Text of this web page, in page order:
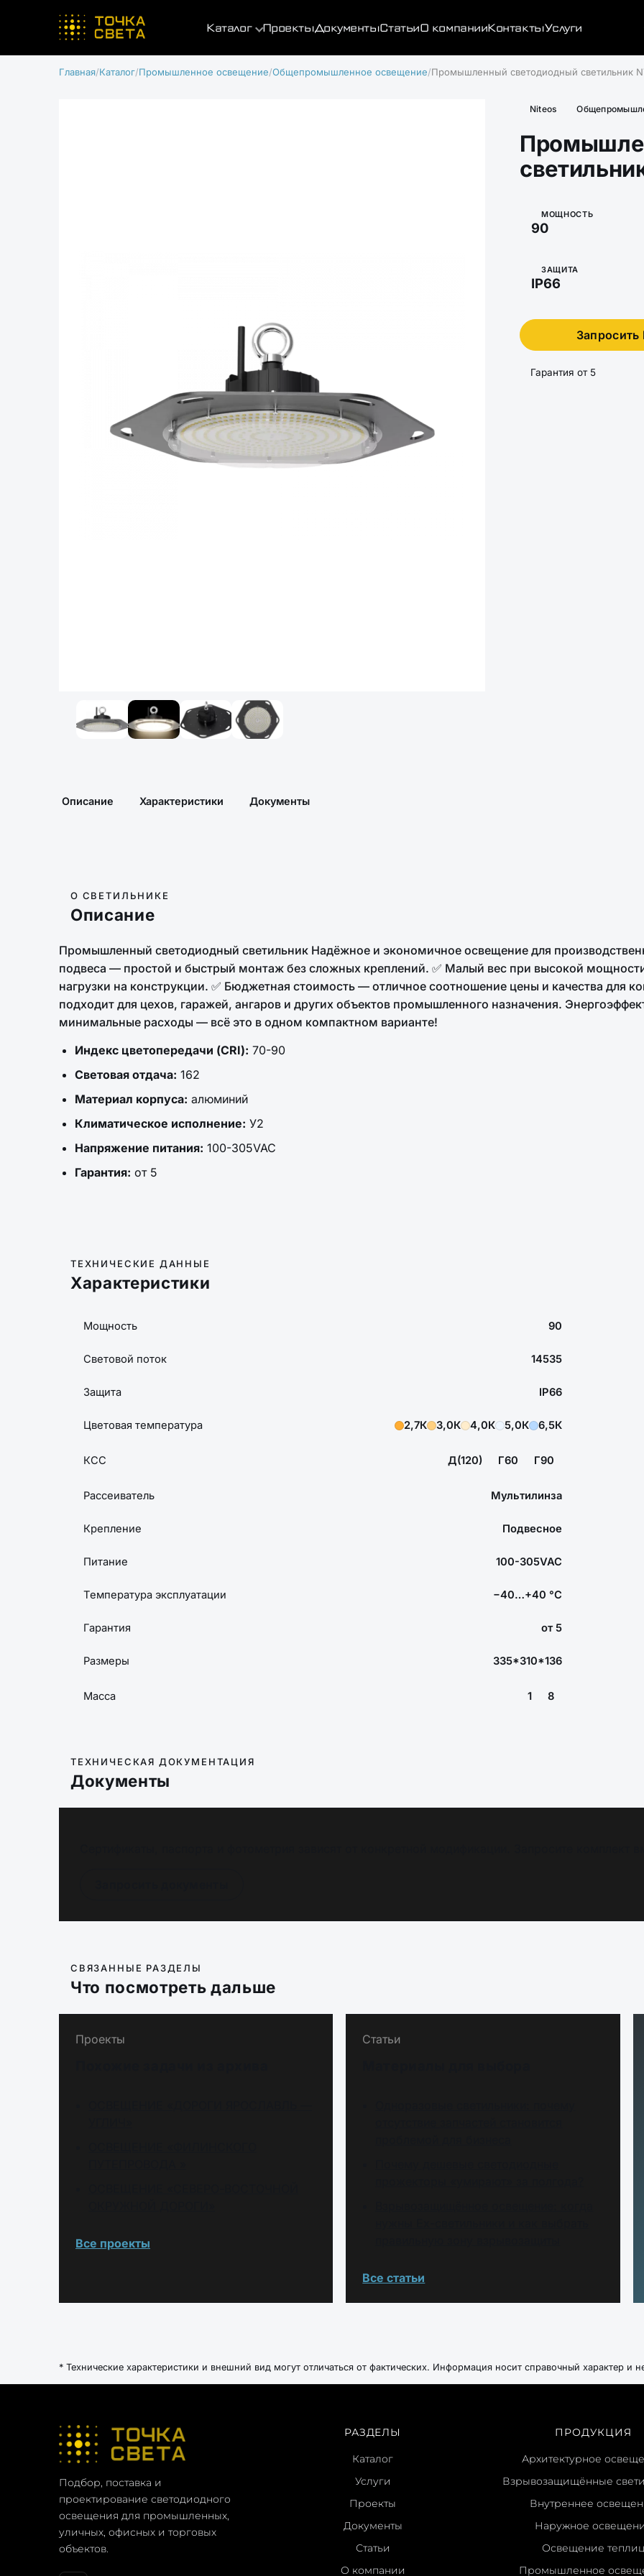
Каталог ПроектыДокументыСтатьиО компанииКонтактыУслуги
Главная Каталог Промышленное освещение Общепромышленное освещение Промышленный светодиодный светильник
Niteos
МОЩНОСТЬ
90
ЗАЩИТА
IP66
Запросить
Гарантия от 5
Описание Характеристики Документы
О СВЕТИЛЬНИКЕ
Описание
Промышленный светодиодный светильник Надёжное и экономичное освещение для
подвеса — простой и быстрый монтаж без сложных креплений. ✅ Малый вес при высокой
нагрузки на конструкции. ✅ Бюджетная стоимость — отличное соотношение цены и качества для
подходит для цехов, гаражей, ангаров и других объектов промышленного назначения.
минимальные расходы — всё это в одном компактном варианте!
Индекс цветопередачи (CRI): 70-90
Световая отдача: 162
Материал корпуса: алюминий
Климатическое исполнение: У2
Напряжение питания: 100-305VAC
Гарантия: от 5
ТЕХНИЧЕСКИЕ ДАННЫЕ
Характеристики
Мощность 90
Световой поток 14535
Защита IP66
Цветовая температура 2,7К 3,0К 4,0К 5,0К 6,5К
КСС Д(120) Г60 Г90
Рассеиватель Мультилинза
Крепление Подвесное
Питание 100-305VAC
Температура эксплуатации −40…+40 °С
Гарантия от 5
Размеры 335*310*136
Масса 1 8
ТЕХНИЧЕСКАЯ ДОКУМЕНТАЦИЯ
Документы
СВЯЗАННЫЕ РАЗДЕЛЫ
Что посмотреть дальше
Проекты
Все проекты
Статьи
Все статьи
* Технические характеристики и внешний вид могут отличаться от фактических. Информация носит справочный характер и
Подбор, поставка и
проектирование светодиодного
освещения для промышленных,
уличных, офисных и торговых
объектов.
РАЗДЕЛЫ
Каталог
Услуги
Проекты
Документы
Статьи
О компании
ПРОДУКЦИЯ
Архитектурное
Взрывозащищённые
Внутреннее
Наружное
Освещение теплиц
Промышленное